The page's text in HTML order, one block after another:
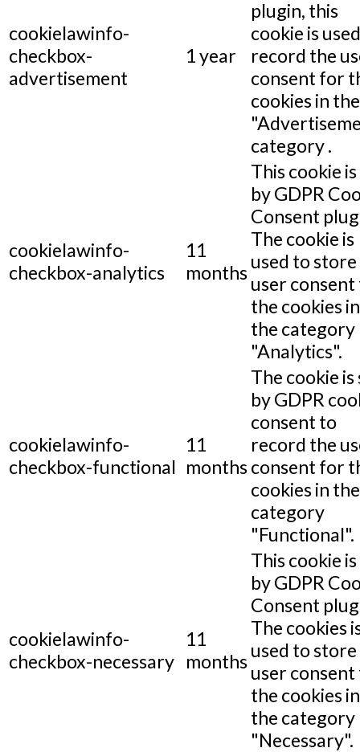
cookielawinfo-
checkbox-
advertisement
1 year
plugin, this
cookie is
record the
consent for
cookies in the
category .
cookielawinfo-
checkbox-analytics
11
months
This cookie
by GDPR
Consent
The cookie is
used to
user
the cookies in
the category
"Analytics".
cookielawinfo-
checkbox-functional
11
months
The cookie is
by GDPR
consent to
record the
consent for
cookies in the
category
"Functional".
cookielawinfo-
checkbox-necessary
11
months
This cookie
by GDPR
Consent
The cookies
used to
user
the cookies in
the category
"Necessary".